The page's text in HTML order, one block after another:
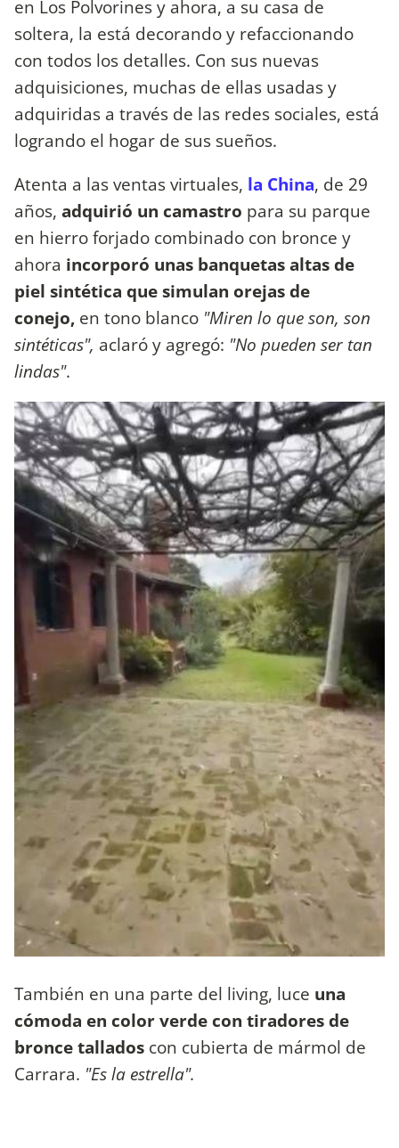
en Los Polvorines y ahora, a su casa de
soltera, la está decorando y refaccionando
con todos los detalles. Con sus nuevas
adquisiciones, muchas de ellas usadas y
adquiridas a través de las redes sociales, está
logrando el hogar de sus sueños.
Atenta a las ventas virtuales, la China, de 29
años, adquirió un camastro para su parque
en hierro forjado combinado con bronce y
ahora incorporó unas banquetas altas de
piel sintética que simulan orejas de
conejo, en tono blanco "Miren lo que son, son
sintéticas", aclaró y agregó: "No pueden ser tan
lindas".
También en una parte del living, luce una
cómoda en color verde con tiradores de
bronce tallados con cubierta de mármol de
Carrara. "Es la estrella".